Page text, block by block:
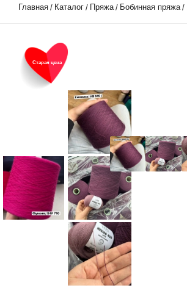
Главная / Каталог / Пряжа / Бобинная пряжа /
Старая цена